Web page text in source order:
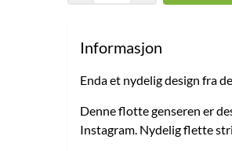
Informasjon
Enda et nydelig design fra
Denne flotte genseren er
Instagram. Nydelig flette